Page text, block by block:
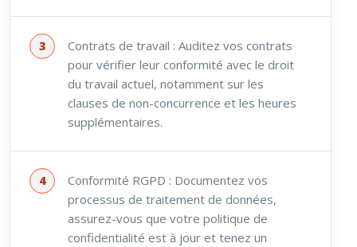
Contrats de travail : Auditez vos contrats
pour vérifier leur conformité avec le droit
du travail actuel, notamment sur les
clauses de non-concurrence et les heures
supplémentaires.
Conformité RGPD : Documentez vos
processus de traitement de données,
assurez-vous que votre politique de
confidentialité est à jour et tenez un